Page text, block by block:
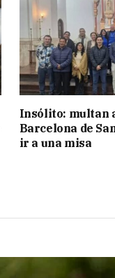
Insólito: multan
Barcelona de
ir a una misa